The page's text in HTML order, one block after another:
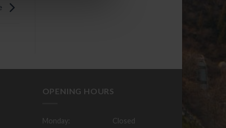
OPENING HOURS
Monday: Closed